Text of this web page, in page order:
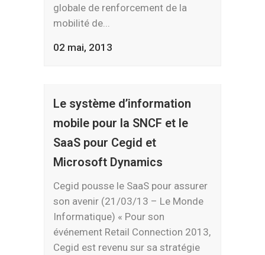
globale de renforcement de la
mobilité de...
02 mai, 2013
Le système d’information
mobile pour la SNCF et le
SaaS pour Cegid et
Microsoft Dynamics
Cegid pousse le SaaS pour assurer
son avenir (21/03/13 – Le Monde
Informatique) « Pour son
événement Retail Connection 2013,
Cegid est revenu sur sa stratégie